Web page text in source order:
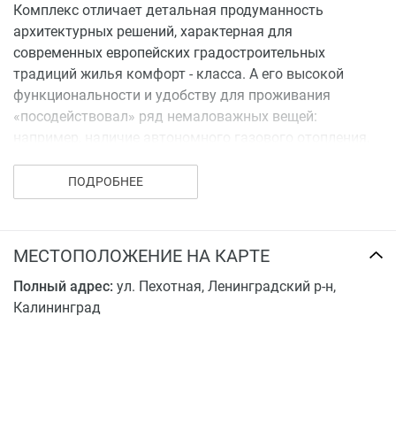
Комплекс отличает детальная продуманность
архитектурных решений, характерная для
современных европейских градостроительных
традиций жилья комфорт - класса. А его высокой
функциональности и удобству для проживания
«посодействовал» ряд немаловажных вещей:
автостоянок для жителей домов и их гостей,
благоустроенных детских площадок,
По сути, это небольшой очень уютный, комфортный
для проживания и отдыха жилой квартал со своим
ПОДРОБНЕЕ
МЕСТОПОЛОЖЕНИЕ НА КАРТЕ
Полный адрес: ул. Пехотная, Ленинградский р-н,
Калининград